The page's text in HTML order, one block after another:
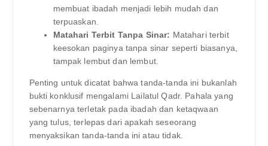
membuat ibadah menjadi lebih mudah dan
terpuaskan.
Matahari Terbit Tanpa Sinar: Matahari terbit
keesokan paginya tanpa sinar seperti biasanya,
tampak lembut dan lembut.
Penting untuk dicatat bahwa tanda-tanda ini bukanlah
bukti konklusif mengalami Lailatul Qadr. Pahala yang
sebenarnya terletak pada ibadah dan ketaqwaan
yang tulus, terlepas dari apakah seseorang
menyaksikan tanda-tanda ini atau tidak.